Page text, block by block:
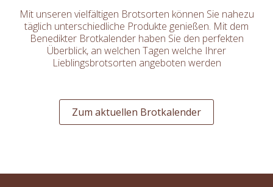
Mit unseren vielfältigen Brotsorten können Sie nahezu
täglich unterschiedliche Produkte genießen. Mit dem
Benedikter Brotkalender haben Sie den perfekten
Überblick, an welchen Tagen welche Ihrer
Lieblingsbrotsorten angeboten werden
Zum aktuellen Brotkalender